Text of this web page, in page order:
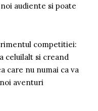
audiente si poate
competitiei:
celuilalt si creand
care nu numai ca va
aventuri